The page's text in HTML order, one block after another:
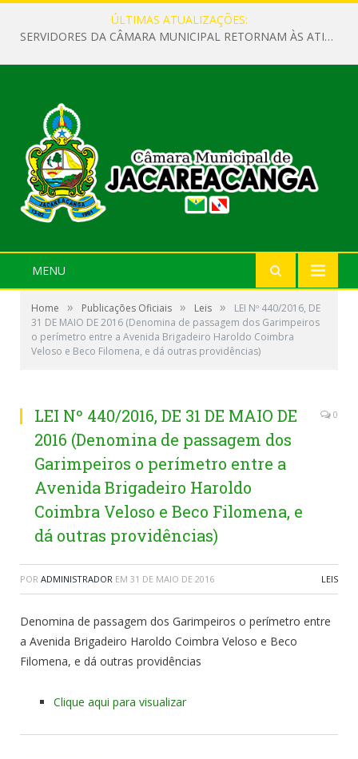
ÚLTIMAS ATUALIZAÇÕES:
SERVIDORES DA CÂMARA MUNICIPAL RETORNAM ÀS ATIVIDADES APÓS O RECESSO PARLAMENTAR
MENU
Home » Publicações Oficiais » Leis »
LEI Nº 440/2016, DE
31 DE MAIO DE 2016 (Denomina de passagem dos Garimpeiros
o perímetro entre a Avenida Brigadeiro Haroldo Coimbra
Veloso e Beco Filomena, e dá outras providências)
LEI Nº 440/2016, DE 31 DE MAIO DE
2016 (Denomina de passagem dos
Garimpeiros o perímetro entre a
Avenida Brigadeiro Haroldo
Coimbra Veloso e Beco Filomena, e
dá outras providências)
0
POR ADMINISTRADOR EM 31 DE MAIO DE 2016 LEIS
Denomina de passagem dos Garimpeiros o perímetro entre
a Avenida Brigadeiro Haroldo Coimbra Veloso e Beco
Filomena, e dá outras providências
Clique aqui para visualizar